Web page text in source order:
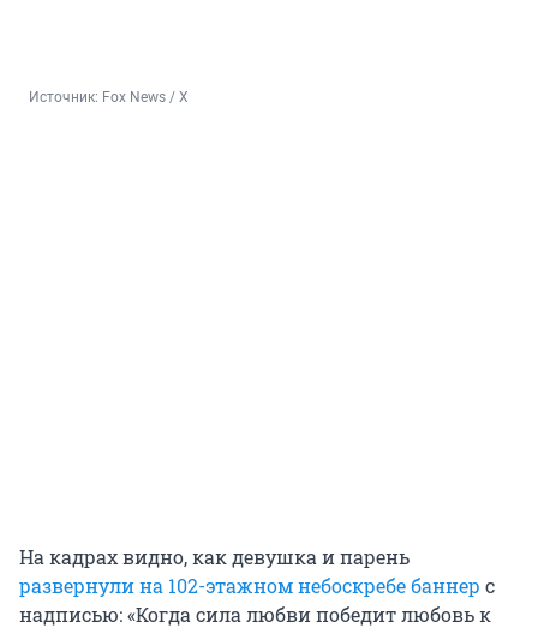
Источник: Fox News / X
На кадрах видно, как девушка и парень
развернули на 102-этажном небоскребе баннер с
надписью: «Когда сила любви победит любовь к